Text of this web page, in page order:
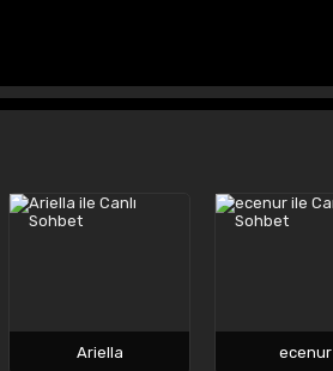
Ariella ecenur